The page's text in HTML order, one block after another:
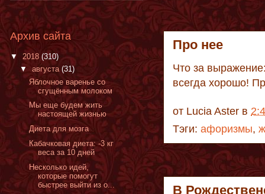
Про нее
Что за
всeгда хорошо!
от Lucia Aster в
Тэги: афоризмы,
В
Архив сайта
▼ 2018 (310)
▼ августа (31)
Яблочное варенье со
сгущённым молоком
Мы еще будем жить
настоящей жизнью
Диета для мозга
Кабачковая диета: -3 кг
веса за 10 дней
Несколько идей,
которые помогут
быстрее выйти из о...